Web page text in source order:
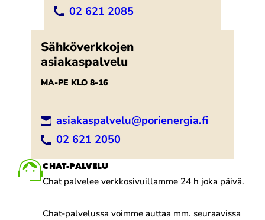
02 621 2085
Sähköverkkojen
asiakaspalvelu
MA-PE KLO 8-16
asiakaspalvelu@porienergia.fi
02 621 2050
CHAT-PALVELU
Chat palvelee verkkosivuillamme 24 h joka päivä.
Chat-palvelussa voimme auttaa mm. seuraavissa